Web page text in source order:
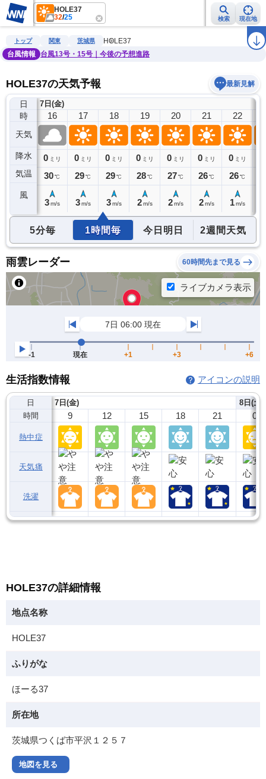
HOLE37
32/25 検索 現在地
雨雲レーダー 台風情報 地震情報 ラ
トップ 関東 茨城県
HOLE37
台風情報
台風13号・15号｜今後の予想進路
HOLE37の天気予報 最新見解
日
時
天気
降水
気温
風
7日(金)
15
0ミリ
31℃
16
0 ミリ
30℃
3 m/s
17
0 ミリ
29℃
3 m/s
18
0 ミリ
29℃
3 m/s
19
0 ミリ
28℃
2 m/s
20
0 ミリ
27℃
2 m/s
21
0 ミリ
26℃
2 m/s
22
0 ミリ
26℃
1 m/s
5分毎 1時間毎 今日明日 2週間天気
雨雲レーダー 60時間先まで見る
生活指数情報 アイコンの説明
日
時間
熱中症
天気痛
洗濯
7日(金)
9 12 15 18 21
8日(土)
0
HOLE37の詳細情報
地点名称
HOLE37
ふりがな
ほーる37
所在地
茨城県つくば市平沢１２５７
地図を見る